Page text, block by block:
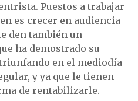
Puestos a trabajar
es crecer en audiencia
den también un
ha demostrado su
en el mediodía
y ya que le tienen
de rentabilizarle.